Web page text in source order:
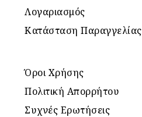
Λογαριασμός
Κατάσταση Παραγγελίας
Όροι Χρήσης
Πολιτική Απορρήτου
Συχνές Ερωτήσεις